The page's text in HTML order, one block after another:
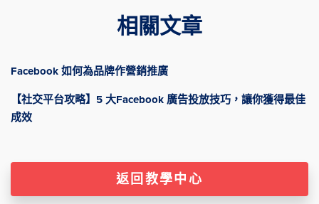
相關文章
Facebook 如何為品牌作營銷推廣
【社交平台攻略】5 大Facebook 廣告投放技巧，讓你獲得最佳
成效
返回教學中心